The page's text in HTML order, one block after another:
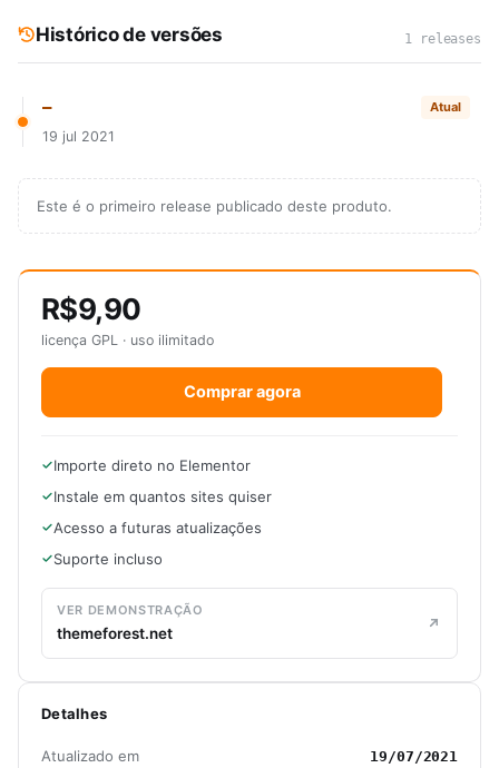
Histórico de versões 1 releases
— Atual
19 jul 2021
Este é o primeiro release publicado deste produto.
R$9,90
licença GPL · uso ilimitado
Comprar agora
Importe direto no Elementor
Instale em quantos sites quiser
Acesso a futuras atualizações
Suporte incluso
VER DEMONSTRAÇÃO
themeforest.net
Detalhes
Atualizado em 19/07/2021